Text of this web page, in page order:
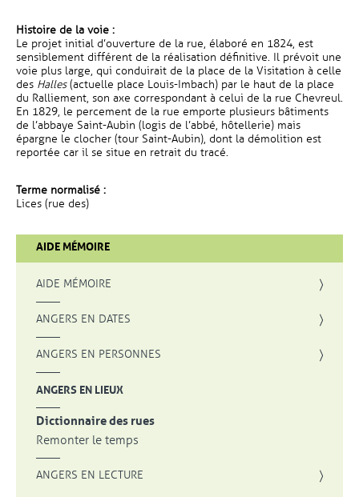
Histoire de la voie :
Le projet initial d’ouverture de la rue, élaboré en 1824, est
sensiblement différent de la réalisation définitive. Il prévoit une
voie plus large, qui conduirait de la place de la Visitation à celle
des Halles(actuelle place Louis-Imbach) par le haut de la place
du Ralliement, son axe correspondant à celui de la rue Chevreul.
En 1829, le percement de la rue emporte plusieurs bâtiments
de l’abbaye Saint-Aubin (logis de l’abbé, hôtellerie) mais
épargne le clocher (tour Saint-Aubin), dont la démolition est
reportée car il se situe en retrait du tracé.
Terme normalisé :
Lices (rue des)
AIDE MÉMOIRE
AIDE MÉMOIRE
ANGERS EN DATES
ANGERS EN PERSONNES
ANGERS EN LIEUX
Dictionnaire des rues
Remonter le temps
ANGERS EN LECTURE